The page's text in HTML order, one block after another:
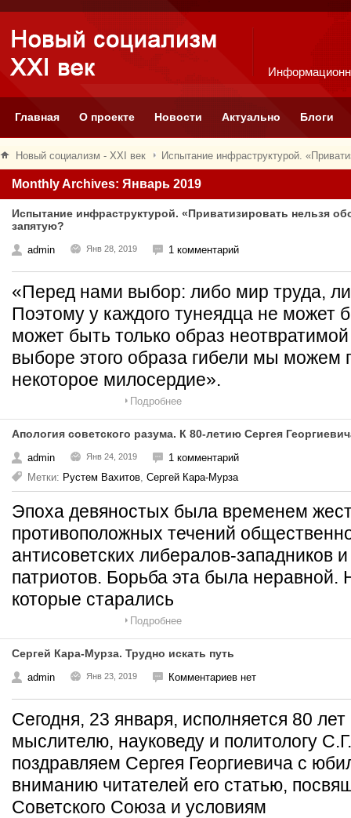
Главная О проекте Новости Актуально Блоги
Новый социализм - XXI век Испытание инфраструктурой.
Monthly Archives: Январь 2019
Испытание инфраструктурой. «Приватизировать нельзя
запятую?
admin Янв 28, 2019 1 комментарий
«Перед нами выбор: либо мир труда,
Поэтому у каждого тунеядца не может
может быть только образ неотвратимой
выборе этого образа гибели мы можем
некоторое милосердие».
Подробнее
Апология советского разума. К 80-летию Сергея
admin Янв 24, 2019
1 комментарий
Метки: Рустем Вахитов, Сергей Кара-Мурза
Эпоха девяностых была временем
противоположных течений
антисоветских либералов-западников
патриотов. Борьба эта была неравной.
которые старались
Подробнее
Сергей Кара-Мурза. Трудно искать путь
admin Янв 23, 2019 Комментариев нет
Сегодня, 23 января, исполняется 80
мыслителю, науковеду и политологу
поздравляем Сергея Георгиевича с
вниманию читателей его статью,
Советского Союза и условиям